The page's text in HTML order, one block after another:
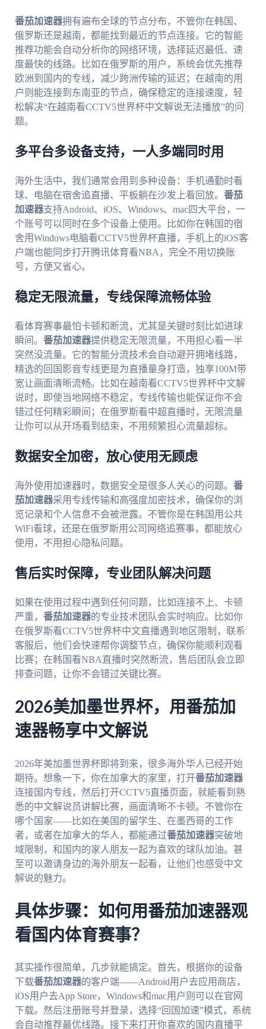
番茄加速器拥有遍布全球的节点分布，不管你在韩国、
俄罗斯还是越南，都能找到最近的节点连接。它的智能
推荐功能会自动分析你的网络环境，选择延迟最低、速
度最快的线路。比如在俄罗斯的用户，系统会优先推荐
欧洲到国内的专线，减少跨洲传输的延迟；在越南的用
户则能连接到东南亚的节点，确保稳定的连接速度，轻
松解决“在越南看CCTV5世界杯中文解说无法播放”的问
题。
多平台多设备支持，一人多端同时用
海外生活中，我们通常会用到多种设备：手机通勤时看
球、电脑在宿舍追直播、平板躺在沙发上看回放。 番茄
加速器支持Android、iOS、Windows、mac四大平台，一
个账号可以同时在多个设备上使用。比如你在韩国的宿
舍用Windows电脑看CCTV5世界杯直播，手机上的iOS客
户端也能同步打开腾讯体育看NBA，完全不用切换账
号，方便又省心。
稳定无限流量，专线保障流畅体验
看体育赛事最怕卡顿和断流，尤其是关键时刻比如进球
瞬间。 番茄加速器提供稳定无限流量，不用担心看一半
突然没流量。它的智能分流技术会自动避开拥堵线路，
精选的回国影音专线更是为直播量身打造，独享100M带
宽让画面清晰流畅。比如在越南看CCTV5世界杯中文解
说时，即使当地网络不稳定，专线传输也能保证你不会
错过任何精彩瞬间；在俄罗斯看中超直播时，无限流量
让你可以从开场看到结束，不用频繁担心流量超标。
数据安全加密，放心使用无顾虑
海外使用加速器时，数据安全是很多人关心的问题。 番
茄加速器采用专线传输和高强度加密技术，确保你的浏
览记录和个人信息不会被泄露。不管你是在韩国用公共
WiFi看球，还是在俄罗斯用公司网络追赛事，都能放心
使用，不用担心隐私问题。
售后实时保障，专业团队解决问题
如果在使用过程中遇到任何问题，比如连接不上、卡顿
严重， 番茄加速器的专业技术团队会实时响应。比如你
在俄罗斯看CCTV5世界杯中文直播遇到地区限制，联系
客服后，他们会快速帮你调整节点，确保你能顺利观看
比赛；在韩国看NBA直播时突然断流，售后团队会立即
排查问题，让你不会错过关键比赛。
2026美加墨世界杯，用番茄加
速器畅享中文解说
2026年美加墨世界杯即将到来，很多海外华人已经开始
期待。想象一下，你在加拿大的家里，打开番茄加速器
连接国内专线，然后打开CCTV5直播页面，就能看到熟
悉的中文解说员讲解比赛，画面清晰不卡顿。不管你在
哪个国家——比如在美国的留学生、在墨西哥的工作
者，或者在加拿大的华人，都能通过番茄加速器突破地
域限制，和国内的家人朋友一起为喜欢的球队加油。甚
至可以邀请身边的海外朋友一起看，让他们也感受中文
解说的魅力。
具体步骤：如何用番茄加速器观
看国内体育赛事？
其实操作很简单，几步就能搞定。首先，根据你的设备
下载番茄加速器的客户端——Android用户去应用商店，
iOS用户去App Store，Windows和mac用户则可以在官网
下载。然后注册账号并登录，选择“回国加速”模式，系统
会自动推荐最优线路。接下来打开你喜欢的国内直播平